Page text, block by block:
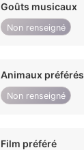
Goûts musicaux
Non renseigné
Animaux préférés
Non renseigné
Film préféré